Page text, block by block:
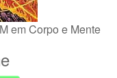
emCorpo e Mente